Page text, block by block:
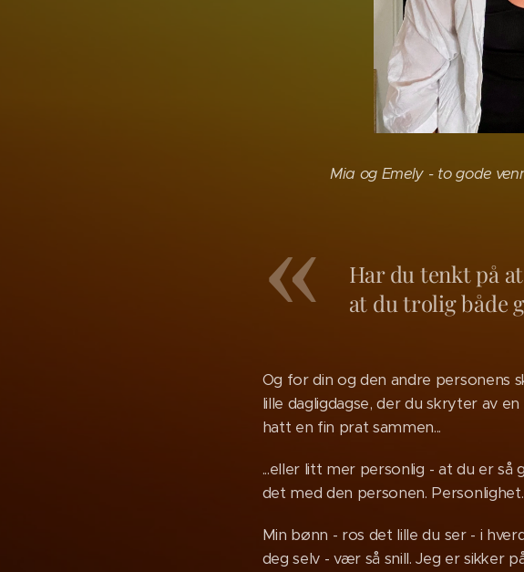
Mia og Emely - to gode
Har du tenkt på
at du trolig både
Og for din og den andre personens
lille dagligdagse, der du skryter av
hatt en fin prat sammen...
...eller litt mer personlig - at du er
det med den personen. Personlighet.
Min bønn - ros det lille du ser - i
deg selv - vær så snill. Jeg er sikker